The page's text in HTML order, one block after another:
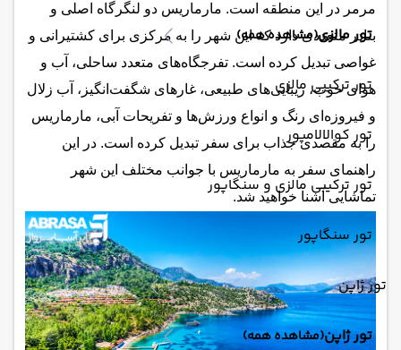
تور مالزی(مشاهده همه)
تور ترکیبی مالزی
تور کوالالامپور
تور ترکیبی مالزی و سنگاپور
تور سنگاپور
تور ژاپن
تور ژاپن(مشاهده همه)
مرمر در این منطقه است. مارماریس دو لنگرگاه اصلی و
بنادر متعددی دارد که این شهر را به مرکزی برای کشتیرانی و
غواصی تبدیل کرده است. تفرجگاه‌های متعدد ساحلی، آب و
هوای خوب، زیبایی‌های طبیعی، غارهای شگفت‌انگیز، آب زلال
و فیروزه‌ای رنگ و انواع ورزش‌ها و تفریحات آبی، مارماریس
را به مقصدی جذاب برای سفر تبدیل کرده است. در این
راهنمای سفر به مارماریس با جوانب مختلف این شهر
تماشایی آشنا خواهید شد.